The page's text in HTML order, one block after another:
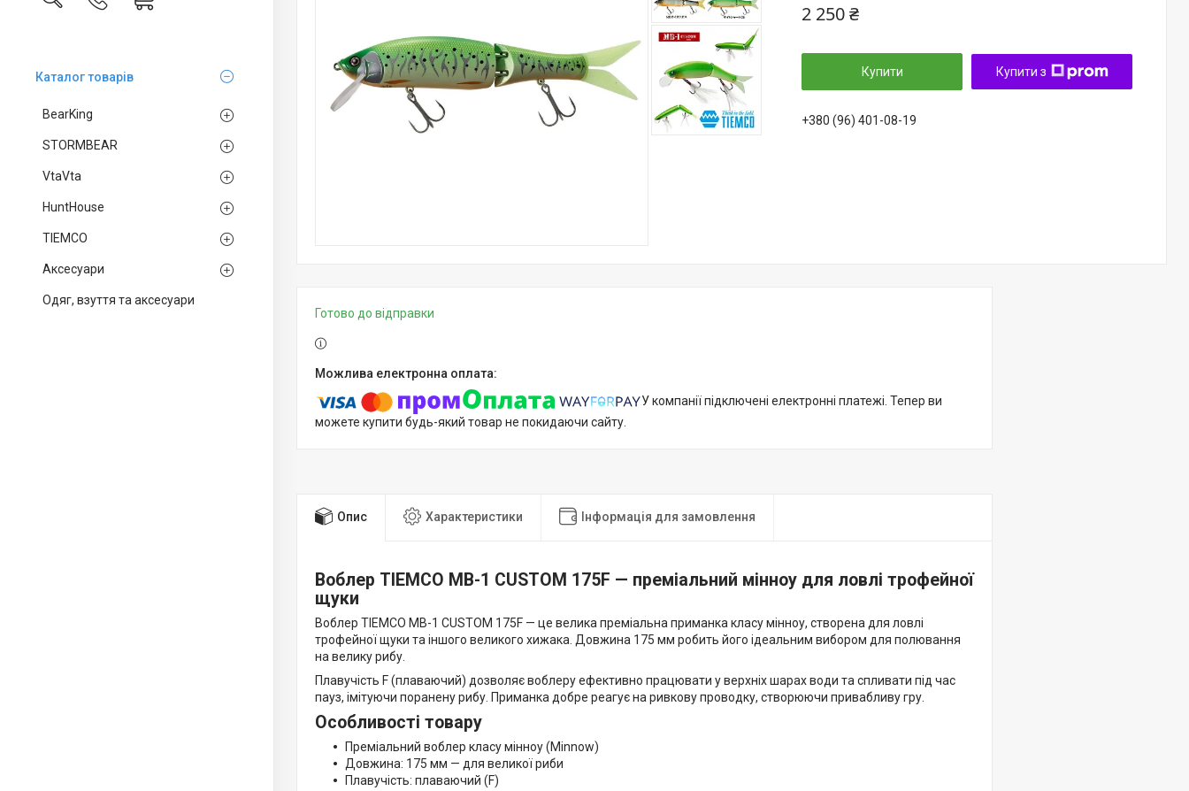
Каталог товарів
BearKing
STORMBEAR
VtaVta
HuntHouse
TIEMCO
Аксесуари
Одяг, взуття та аксесуари
2 250 ₴
Купити Купити з
+380 (96) 401-08-19
Готово до відправки
У компанії підключені електронні платежі. Тепер ви
можете купити будь-який товар не покидаючи сайту.
Опис Характеристики Інформація для замовлення
Воблер TIEMCO MB-1 CUSTOM 175F — преміальний мінноу для ловлі трофейної
щуки
Воблер TIEMCO MB-1 CUSTOM 175F — це велика преміальна приманка класу мінноу, створена для ловлі
трофейної щуки та іншого великого хижака. Довжина 175 мм робить його ідеальним вибором для полювання
на велику рибу.
Плавучість F (плаваючий) дозволяє воблеру ефективно працювати у верхніх шарах води та спливати під час
пауз, імітуючи поранену рибу. Приманка добре реагує на ривкову проводку, створюючи привабливу гру.
Особливості товару
Преміальний воблер класу мінноу (Minnow)
Довжина: 175 мм — для великої риби
Плавучість: плаваючий (F)